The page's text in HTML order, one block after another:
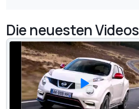
Die neuesten Videos